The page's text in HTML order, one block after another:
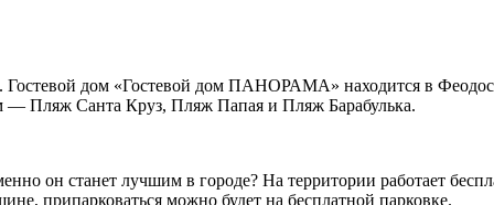
дом «Гостевой дом ПАНОРАМА» находится в
— Пляж Санта Круз, Пляж Папая и Пляж Барабулька.
он станет лучшим в городе? На территории работает
припарковаться можно будет на бесплатной парковке.